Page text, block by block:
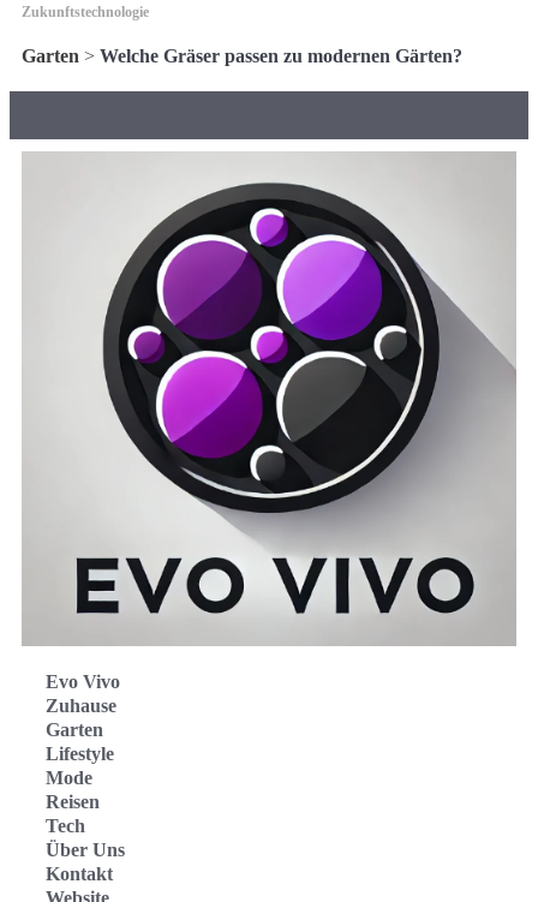
Zukunftstechnologie
Garten > Welche Gräser passen zu modernen Gärten?
Evo Vivo
Zuhause
Garten
Lifestyle
Mode
Reisen
Tech
Über Uns
Kontakt
Website